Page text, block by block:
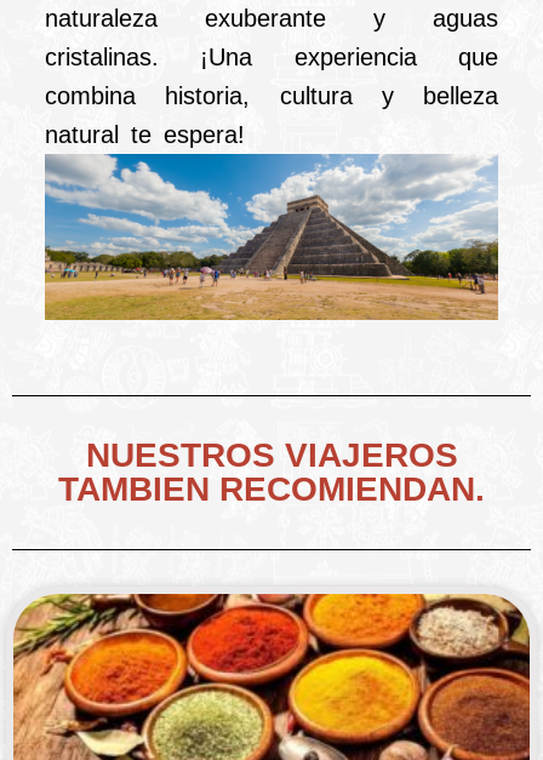
naturaleza exuberante y aguas
cristalinas. ¡Una experiencia que
combina historia, cultura y belleza
natural te espera!
NUESTROS VIAJEROS
TAMBIEN RECOMIENDAN.